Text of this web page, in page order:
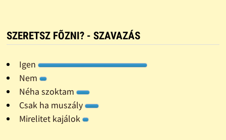
SZERETSZ FÕZNI? - SZAVAZÁS
Igen
Nem
Néha szoktam
Csak ha muszály
Mirelitet kajálok